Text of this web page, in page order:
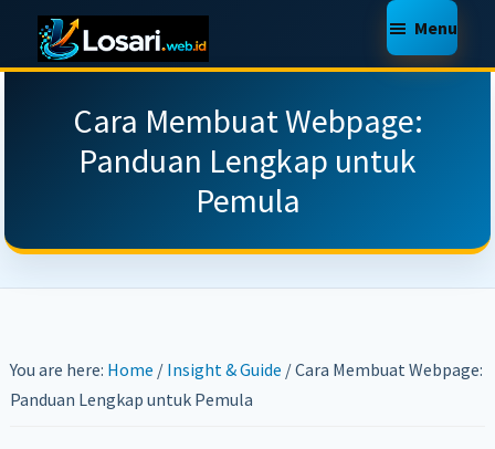
LOSARI
SERVICE
Jasa
Pembuatan
Website,
Web
Berkualitas
Menu
Cara Membuat Webpage:
Panduan Lengkap untuk
Pemula
You are here: Home / Insight & Guide /Cara Membuat Webpage:
Panduan Lengkap untuk Pemula